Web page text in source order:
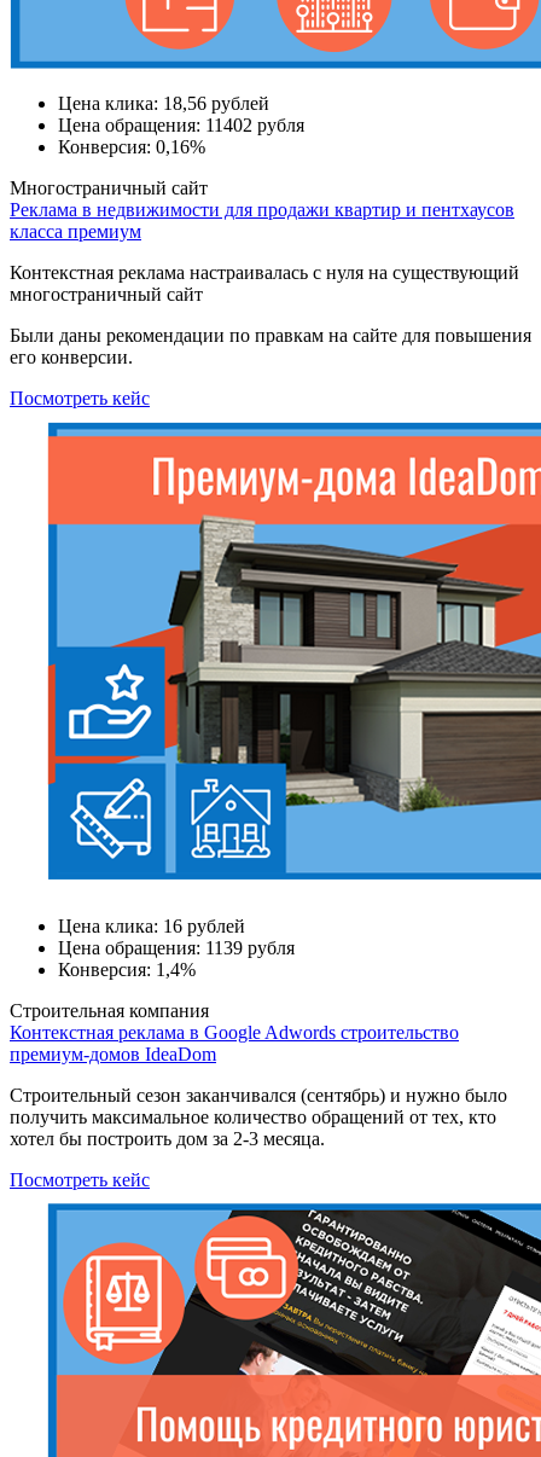
Цена клика: 18,56 рублей
Цена обращения: 11402 рубля
Конверсия: 0,16%
Многостраничный сайт
Реклама в недвижимости для продажи квартир и пентхаусов
класса премиум
Контекстная реклама настраивалась с нуля на существующий
многостраничный сайт
Были даны рекомендации по правкам на сайте для повышения
его конверсии.
Посмотреть кейс
Цена клика: 16 рублей
Цена обращения: 1139 рубля
Конверсия: 1,4%
Строительная компания
Контекстная реклама в Google Adwords строительство
премиум-домов IdeaDom
Строительный сезон заканчивался (сентябрь) и нужно было
получить максимальное количество обращений от тех, кто
хотел бы построить дом за 2-3 месяца.
Посмотреть кейс